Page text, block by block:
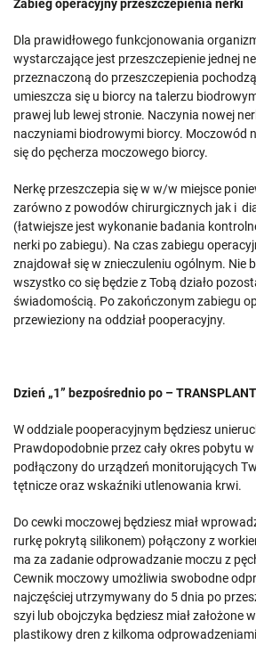
Zabieg operacyjny przeszczepienia nerki
Dla prawidłowego funkcjonowania
wystarczające jest przeszczepienie jednej
przeznaczoną do przeszczepienia
umieszcza się u biorcy na talerzu
prawej lub lewej stronie. Naczynia nowej
naczyniami biodrowymi biorcy. Moczowód
się do pęcherza moczowego biorcy.
Nerkę przeszczepia się w w/w miejsce
zarówno z powodów chirurgicznych jak i
(łatwiejsze jest wykonanie badania
nerki po zabiegu). Na czas zabiegu
znajdował się w znieczuleniu ogólnym. Nie
wszystko co się będzie z Tobą działo
świadomością. Po zakończonym zabiegu
przewieziony na oddział pooperacyjny.
Dzień „1” bezpośrednio po –
W oddziale pooperacyjnym będziesz
Prawdopodobnie przez cały okres pobytu
podłączony do urządzeń monitorujących
tętnicze oraz wskaźniki utlenowania krwi.
Do cewki moczowej będziesz miał
rurkę pokrytą silikonem) połączony z
ma za zadanie odprowadzanie moczu z
Cewnik moczowy umożliwia swobodne
najczęściej utrzymywany do 5 dnia po
szyi lub obojczyka będziesz miał założone
plastikowy dren z kilkoma